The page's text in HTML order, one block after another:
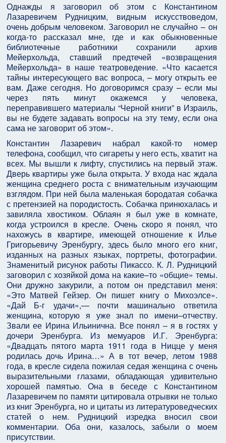
Однажды я заговорил об этом с Константином
Лазаревичем Рудницким, видным искусствоведом,
очень добрым человеком. Заговорил не случайно – он
когда-то рассказал мне, где и как обыкновенные
библиотечные работники сохранили архив
Мейерхольда, ставший предтечей «возвращения
Мейерхольда» в наше театроведение. «Что касается
тайны интересующего вас вопроса, – могу открыть ее
вам. Даже сегодня. Но договоримся сразу – если мы
через пять минут окажемся у человека,
переправившего материалы “Черной книги” в Израиль,
вы не будете задавать вопросы на эту тему, если она
сама не заговорит об этом».
Константин Лазаревич набрал какой-то номер
телефона, сообщил, что сигареты у него есть, хватит на
всех. Мы вышли к лифту, спустились на первый этаж.
Дверь квартиры уже была открыта. У входа нас ждала
женщина среднего роста с внимательным изучающим
взглядом. При ней была маленькая бородатая собачка
с претензией на породистость. Собачка принюхалась и
завиляла хвостиком. Облаян я был уже в комнате,
когда устроился в кресле. Очень скоро я понял, что
нахожусь в квартире, имеющей отношение к Илье
Григорьевичу Эренбургу, здесь было много его книг,
изданных на разных языках, портреты, фотографии.
Знаменитый рисунок работы Пикассо. К. Л. Рудницкий
заговорил с хозяйкой дома на какие–то «общие» темы.
Они дружно закурили, а потом он представил меня:
«Это Матвей Гейзер. Он пишет книгу о Михоэлсе».
«Дай Б-г удачи»,— почти машинально ответила
женщина, которую я уже знал по имени–отчеству.
Звали ее Ирина Ильинична. Все понял – я в гостях у
дочери Эренбурга. Из мемуаров И.Г. Эренбурга:
«Двадцать пятого марта 1911 года в Ницце у меня
родилась дочь Ирина…» А в тот вечер, летом 1988
года, в кресле сидела пожилая седая женщина с очень
выразительными глазами, обладающая удивительно
хорошей памятью. Она в беседе с Константином
Лазаревичем по памяти цитировала отрывки не только
из книг Эренбурга, но и цитаты из литературоведческих
статей о нем. Рудницкий изредка вносил свои
комментарии. Оба они, казалось, забыли о моем
присутствии.